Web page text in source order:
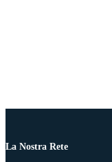
La Nostra Rete